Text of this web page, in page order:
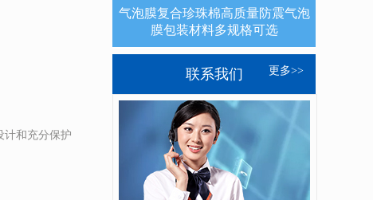
和充分保护
气泡膜复合珍珠棉高质量防震气泡
膜包装材料多规格可选
联系我们 更多>>